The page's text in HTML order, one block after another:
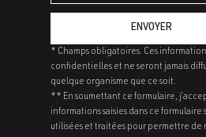
ENVOYER
* Champs obligatoires. Ces
confidentielles et ne seront jamais
quelque organisme que ce soit.
** En soumettant ce formulaire,
informations saisies dans ce formulaire
utilisées et traitées pour permettre de